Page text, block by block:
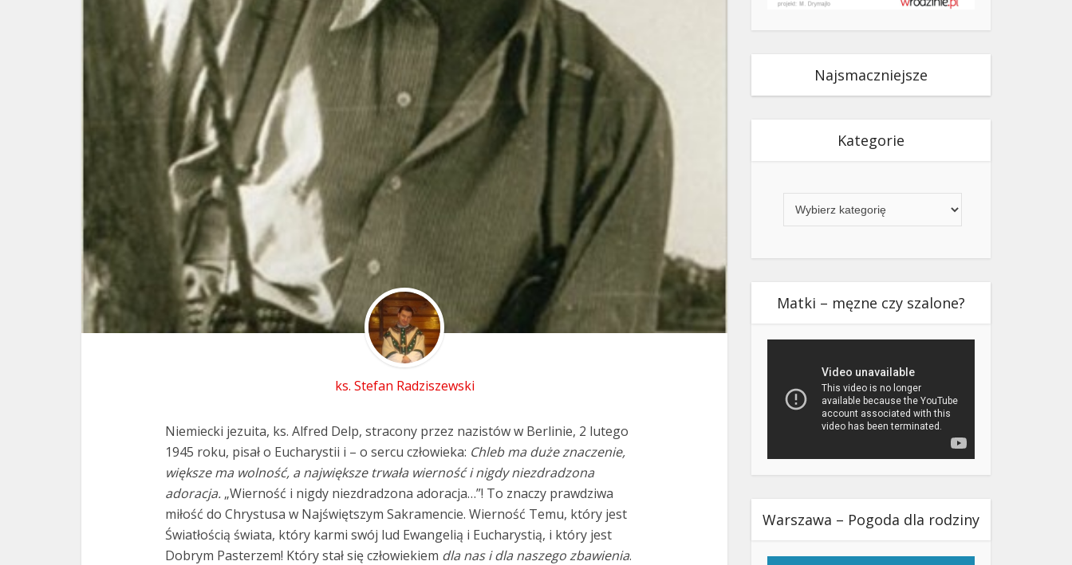
ks. Stefan Radziszewski
Niemiecki jezuita, ks. Alfred Delp, stracony przez nazistów w Berlinie, 2 lutego
1945 roku, pisał o Eucharystii i – o sercu człowieka: Chleb ma duże znaczenie,
większe ma wolność, a największe trwała wierność i nigdy niezdradzona
adoracja. „Wierność i nigdy niezdradzona adoracja…”! To znaczy prawdziwa
miłość do Chrystusa w Najświętszym Sakramencie. Wierność Temu, który jest
Światłością świata, który karmi swój lud Ewangelią i Eucharystią, i który jest
Dobrym Pasterzem! Który stał się człowiekiem dla nas i dla naszego zbawienia.
Najsmaczniejsze
Kategorie
Matki – męzne czy szalone?
Warszawa – Pogoda dla rodziny